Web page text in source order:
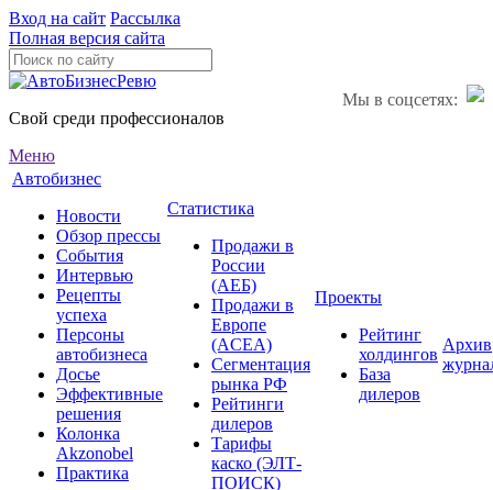
Вход на сайт Рассылка
Полная версия сайта
Мы в соцсетях:
Свой среди профессионалов
Меню
Автобизнес
Новости
Обзор прессы
События
Интервью
Рецепты
успеха
Персоны
автобизнеса
Досье
Эффективные
решения
Колонка
Akzonobel
Практика
Статистика
Продажи в
России
(АЕБ)
Продажи в
Европе
(ACEA)
Сегментация
рынка РФ
Рейтинги
дилеров
Тарифы
каско (ЭЛТ-
ПОИСК)
Проекты
Рейтинг
холдингов
База
дилеров
Архив